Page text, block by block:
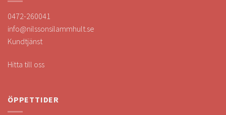
0472-260041
info@nilssonsilammhult.se
Kundtjänst
Hitta till oss
ÖPPETTIDER